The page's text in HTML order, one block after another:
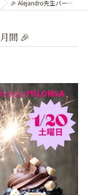
🎉 Alejandro先生バースデー月間 🎉
間 🎉